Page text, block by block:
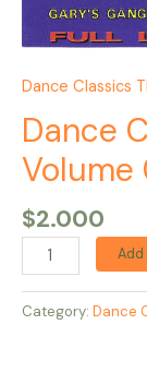
Dance Classics
Dance
Volume
$2.000
Category: Dance